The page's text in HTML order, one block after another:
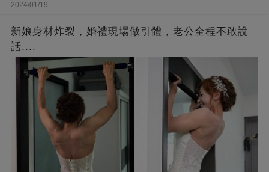
2024/01/19
新娘身材炸裂，婚禮現場做引體，老公全程不敢說
話....